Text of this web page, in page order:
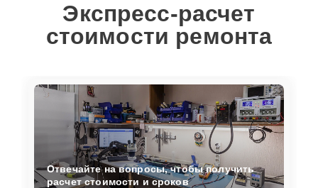
Экспресс-расчет
стоимости ремонта
Отвечайте на вопросы, чтобы получить
расчет стоимости и сроков